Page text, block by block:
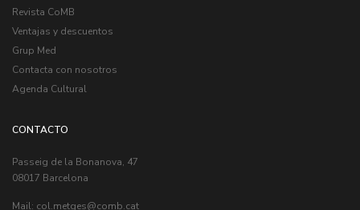
Revista CoMB
Ventajas y descuentos
Grup Med
Contacta con nosotros
Agenda Cultural
CONTACTO
Passeig de la Bonanova, 47
08017 Barcelona
Mail: col.metges